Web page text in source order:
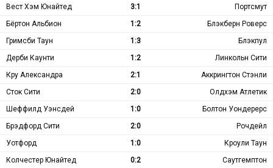
Вест Хэм Юнайтед
3:1
Портсмут
Бёртон Альбион
1:2
Блэкберн Роверс
Гримсби Таун
1:3
Блэкпул
Дерби Каунти
1:2
Линкольн Сити
Кру Александра
2:1
Аккрингтон Стэнли
Сток Сити
2:0
Олдхэм Атлетик
Шеффилд Уэнсдей
1:0
Болтон Уондерерс
Брэдфорд Сити
2:0
Рочдейл
Уотфорд
1:0
Кроули Таун
Колчестер Юнайтед
0:2
Саутгемптон